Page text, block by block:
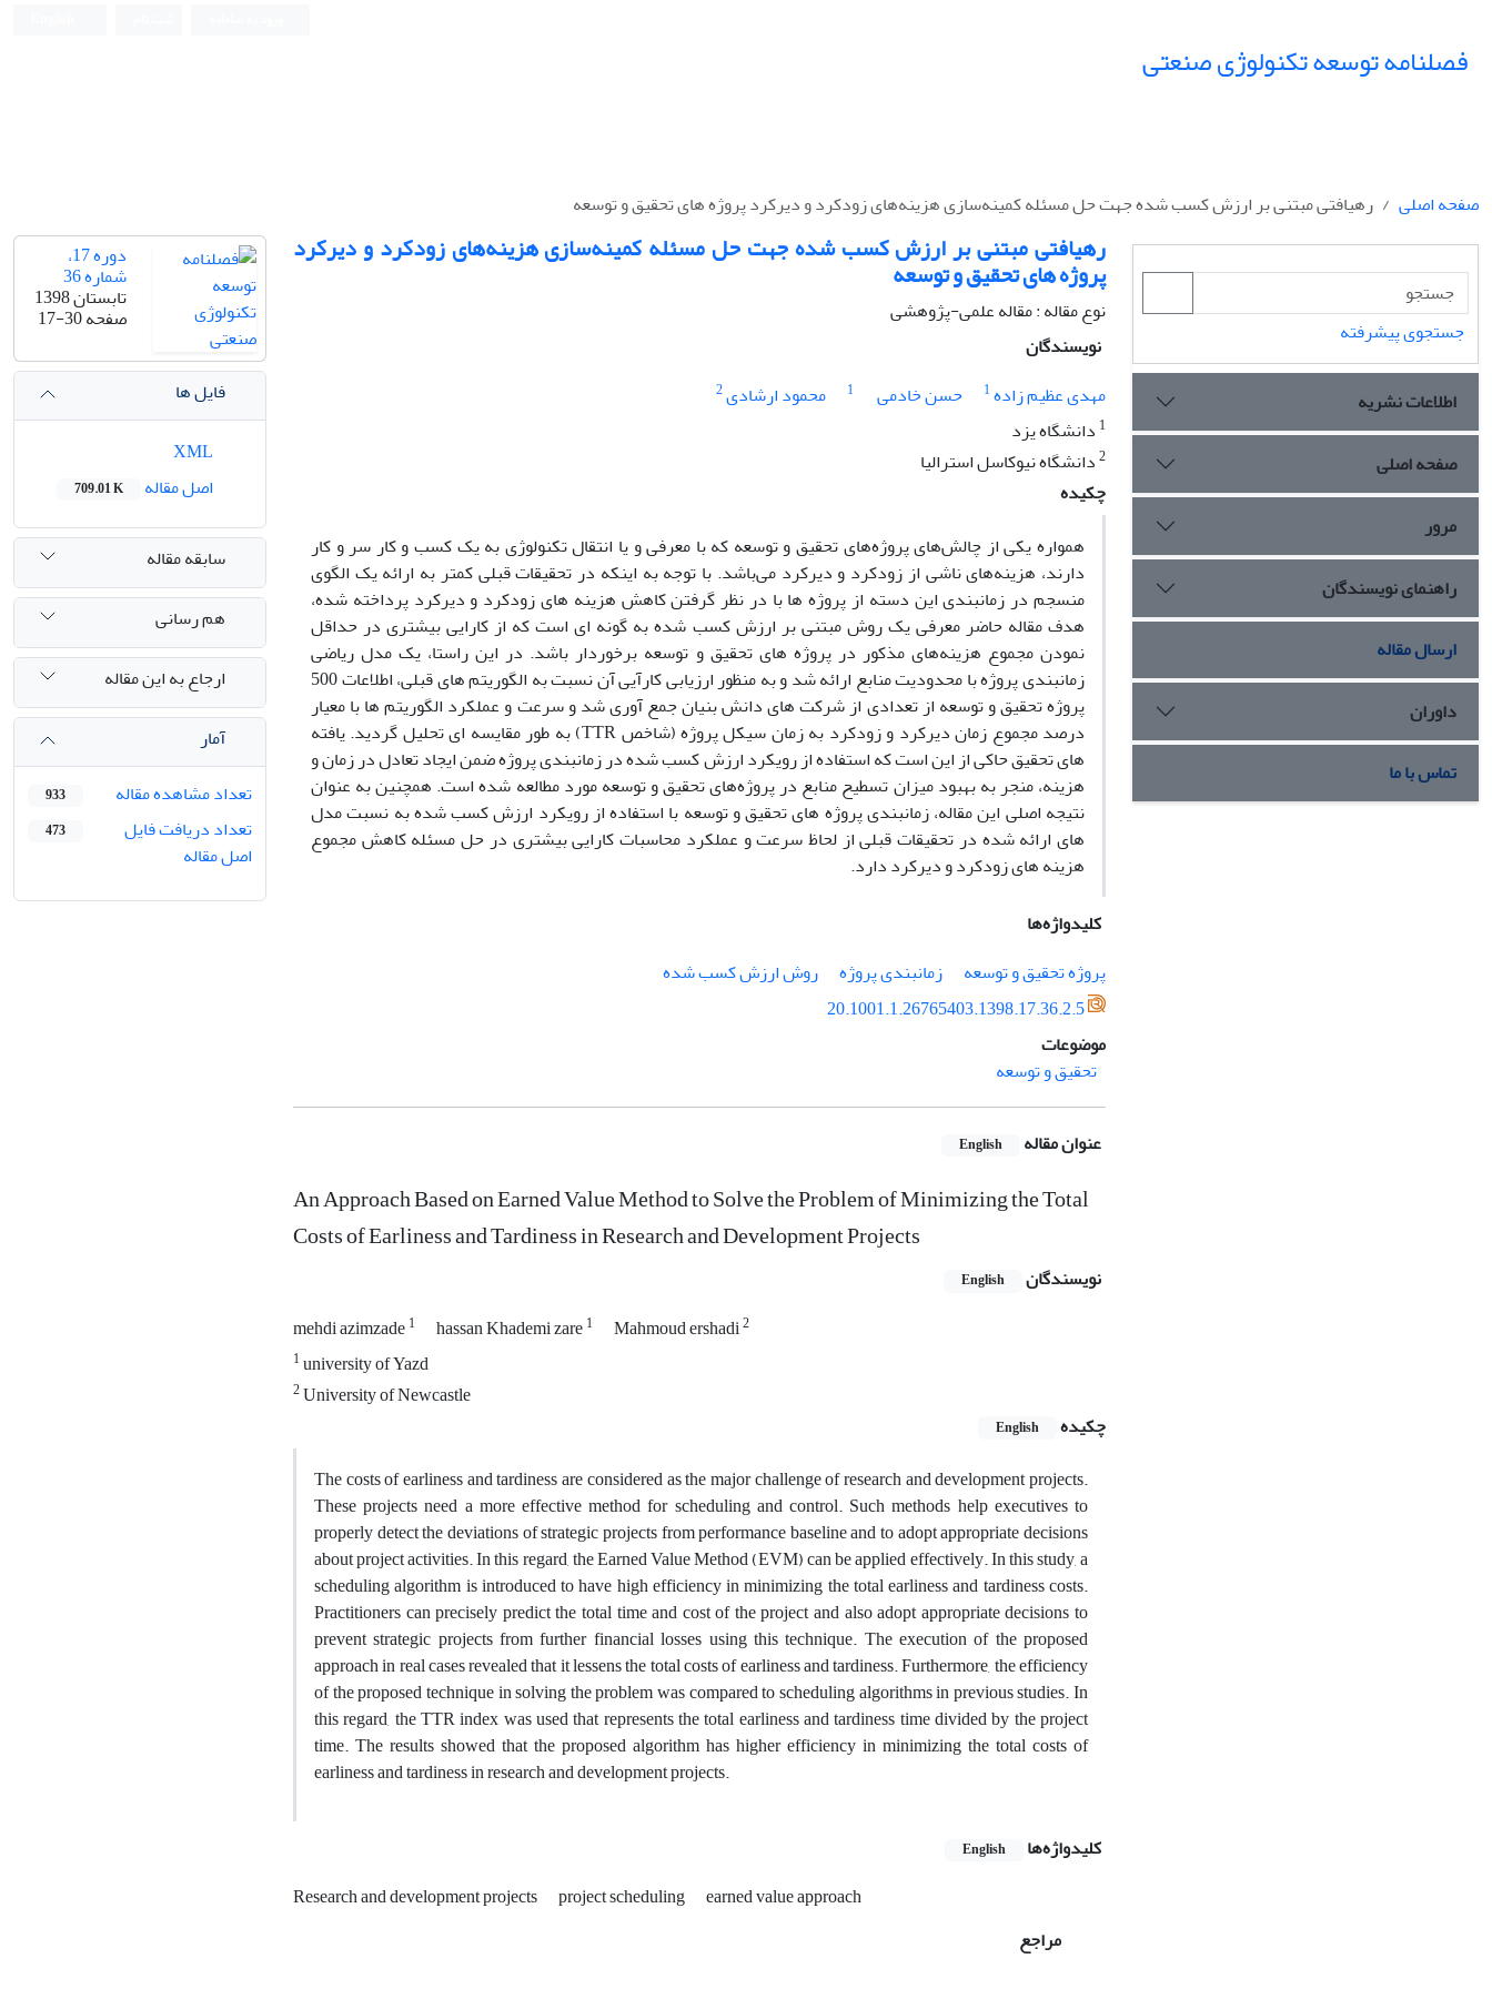
فصلنامه توسعه تکنولوژی صنعتی
صفحه اصلی رهیافتی مبتنی بر ارزش کسب شده‌‌ جهت حل مسئله کمینه‌سازی هزینه‌های زودکرد و دیرکرد پروژه های تحقیق و توسعه
رهیافتی مبتنی بر ارزش کسب شده‌‌ جهت حل مسئله کمینه‌سازی هزینه‌های زودکرد و دیرکرد
پروژه های تحقیق و توسعه
نوع مقاله : مقاله علمی-پژوهشی
نویسندگان
مهدی عظیم زاده1 حسن خادمی 1 محمود ارشادی2
1 دانشگاه یزد
2دانشگاه نیوکاسل استرالیا
چکیده
همواره یکی از چالش‌های پروژه‌های تحقیق و توسعه که با معرفی و یا انتقال تکنولوژی به یک کسب و کار سر و کار
دارند، هزینه‌های ناشی از زودکرد و دیرکرد می‌باشد. با توجه به اینکه در تحقیقات قبلی کمتر به ارائه یک الگوی
منسجم در زمانبندی این دسته از پروژه ها با در نظر گرفتن کاهش هزینه های زودکرد و دیرکرد پرداخته شده،
هدف مقاله حاضر معرفی یک روش مبتنی بر ارزش کسب شده به گونه ای است که از کارایی بیشتری در حداقل
نمودن مجموع هزینه‌های مذکور در پروژه های تحقیق و توسعه برخوردار باشد. در این راستا، یک مدل ریاضی
زمانبندی پروژه با محدودیت منابع ارائه شد و به منظور ارزیابی کارآیی آن نسبت به الگوریتم های قبلی، اطلاعات 500
پروژه تحقیق و توسعه از تعدادی از شرکت های دانش بنیان جمع آوری شد و سرعت و عملکرد الگوریتم ها با معیار
درصد مجموع زمان دیرکرد و زودکرد به زمان سیکل پروژه (شاخص TTR) به طور مقایسه ای تحلیل گردید. یافته
های تحقیق حاکی از این است که استفاده از رویکرد ارزش کسب شده در زمانبندی پروژه ضمن ایجاد تعادل در زمان و
هزینه، منجر به بهبود میزان تسطیح منابع در پروژه‌های تحقیق و توسعه مورد مطالعه شده است. همچنین به عنوان
نتیجه اصلی این مقاله، زمانبندی پروژه های تحقیق و توسعه با استفاده از رویکرد ارزش کسب شده به نسبت مدل
های ارائه شده در تحقیقات قبلی از لحاظ سرعت و عملکرد محاسبات کارایی بیشتری در حل مسئله کاهش مجموع
هزینه های زودکرد و دیرکرد دارد.
کلیدواژه‌ها
پروژه تحقیق و توسعه
زمانبندی پروژه
روش ارزش کسب شده
20.1001.1.26765403.1398.17.36.2.5
موضوعات
تحقیق و توسعه
عنوان مقاله English
An Approach Based on Earned Value Method to Solve the Problem of Minimizing the Total
Costs of Earliness and Tardiness in Research and Development Projects
نویسندگان English
mehdi azimzade1 hassan Khademi zare1 Mahmoud ershadi2
1university of Yazd
2University of Newcastle
چکیده
English
The costs of earliness and tardiness are considered as the major challenge of research and development projects.
These projects need a more effective method for scheduling and control. Such methods help executives to
properly detect the deviations of strategic projects from performance baseline and to adopt appropriate decisions
about project activities. In this regard, the Earned Value Method (EVM) can be applied effectively. In this study, a
scheduling algorithm is introduced to have high efficiency in minimizing the total earliness and tardiness costs.
Practitioners can precisely predict the total time and cost of the project and also adopt appropriate decisions to
prevent strategic projects from further financial losses using this technique. The execution of the proposed
approach in real cases revealed that it lessens the total costs of earliness and tardiness. Furthermore, the efficiency
of the proposed technique in solving the problem was compared to scheduling algorithms in previous studies. In
this regard, the TTR index was used that represents the total earliness and tardiness time divided by the project
time. The results showed that the proposed algorithm has higher efficiency in minimizing the total costs of
earliness and tardiness in research and development projects.
کلیدواژه‌ها English
Research and development projects project scheduling
earned value approach
مراجع
دوره 17،
شماره 36
تابستان 1398
صفحه17-30
فایل ها
اصل مقاله
709.01 K
سابقه مقاله
هم رسانی
ارجاع به این مقاله
آمار
تعداد مشاهده مقاله
933
تعداد دریافت فایل
اصل مقاله
473
جستجوی پیشرفته
اطلاعات نشریه
صفحه اصلی
مرور
راهنمای نویسندگان
ارسال مقاله
داوران
تماس با ما